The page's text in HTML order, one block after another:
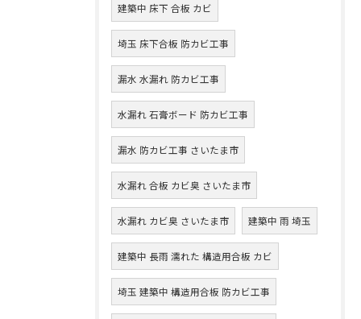
建築中 床下 合板 カビ
埼玉 床下合板 防カビ工事
漏水 水漏れ 防カビ工事
水漏れ 石膏ボード 防カビ工事
漏水 防カビ工事 さいたま市
水漏れ 合板 カビ臭 さいたま市
水漏れ カビ臭 さいたま市 建築中 雨 埼玉
建築中 長雨 濡れた 構造用合板 カビ
埼玉 建築中 構造用合板 防カビ工事